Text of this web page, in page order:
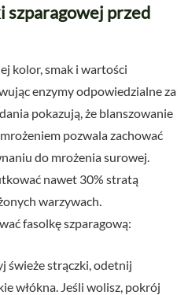
szparagowej przed
kolor, smak i wartości
enzymy odpowiedzialne za
pokazują, że blanszowanie
pozwala zachować
do mrożenia surowej.
nawet 30% stratą
warzywach.
fasolkę szparagową:
świeże strączki, odetnij
włókna. Jeśli wolisz, pokrój